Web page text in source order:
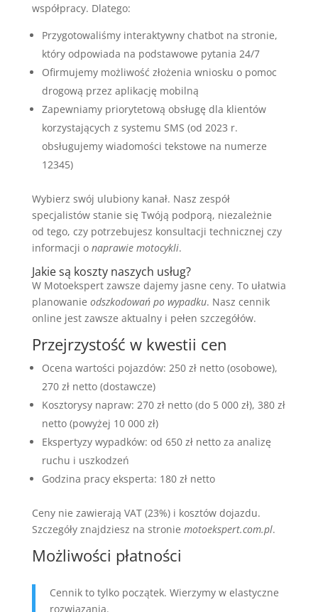
współpracy. Dlatego:
Przygotowaliśmy interaktywny chatbot na stronie,
który odpowiada na podstawowe pytania 24/7
Ofirmujemy możliwość złożenia wniosku o pomoc
drogową przez aplikację mobilną
Zapewniamy priorytetową obsługę dla klientów
korzystających z systemu SMS (od 2023 r.
obsługujemy wiadomości tekstowe na numerze
12345)
Wybierz swój ulubiony kanał. Nasz zespół
specjalistów stanie się Twóją podporą, niezależnie
od tego, czy potrzebujesz konsultacji technicznej czy
informacji o naprawie motocykli.
Jakie są koszty naszych usług?
W Motoekspert zawsze dajemy jasne ceny. To ułatwia
planowanie odszkodowań po wypadku. Nasz cennik
online jest zawsze aktualny i pełen szczegółów.
Przejrzystość w kwestii cen
Ocena wartości pojazdów: 250 zł netto (osobowe),
270 zł netto (dostawcze)
Kosztorysy napraw: 270 zł netto (do 5 000 zł), 380 zł
netto (powyżej 10 000 zł)
Ekspertyzy wypadków: od 650 zł netto za analizę
ruchu i uszkodzeń
Godzina pracy eksperta: 180 zł netto
Ceny nie zawierają VAT (23%) i kosztów dojazdu.
Szczegóły znajdziesz na stronie motoekspert.com.pl.
Możliwości płatności
Cennik to tylko początek. Wierzymy w elastyczne
rozwiązania.